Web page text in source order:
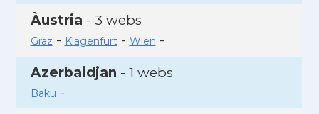
Àustria - 3 webs
Graz - Klagenfurt- Wien -
Azerbaidjan - 1 webs
Baku -